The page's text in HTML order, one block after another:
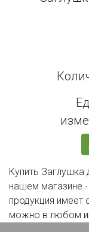
Купить Заглушка
нашем магазине
продукция имеет
можно в любом